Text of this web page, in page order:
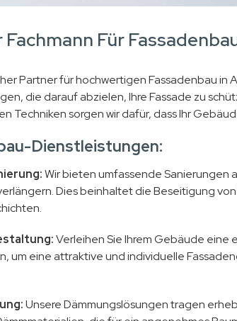
Für
Partner für hochwertigen Fassadenbau
die darauf abzielen, Ihre Fassade zu
Techniken sorgen wir dafür, dass Ihr
Dienstleistungen:
Wir bieten umfassende Sanierungen
Dies beinhaltet die Beseitigung
Verleihen Sie Ihrem Gebäude eine
um eine attraktive und individuelle
Unsere Dämmungslösungen tragen